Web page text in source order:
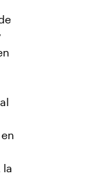
la